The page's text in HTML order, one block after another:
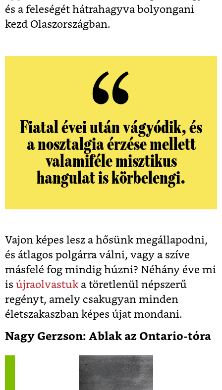
és a feleségét hátrahagyva bolyongani
kezd Olaszországban.
Fiatal évei után vágyódik, és
a nosztalgia érzése mellett
valamiféle misztikus
hangulat is körbelengi.
Vajon képes lesz a hősünk megállapodni,
és átlagos polgárra válni, vagy a szíve
másfelé fog mindig húzni? Néhány éve mi
is újraolvastuk a töretlenül népszerű
regényt, amely csakugyan minden
életszakaszban képes újat mondani.
Nagy Gerzson: Ablak az Ontario-tóra